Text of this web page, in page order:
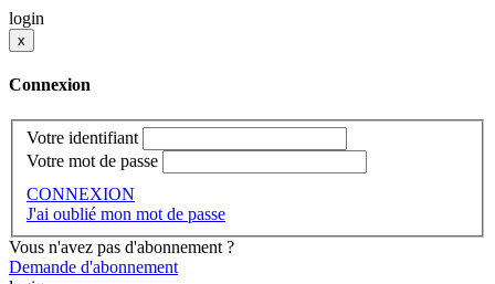
login
x
Connexion
Votre identifiant
Votre mot de passe
CONNEXION
J'ai oublié mon mot de passe
Vous n'avez pas d'abonnement ?
Demande d'abonnement